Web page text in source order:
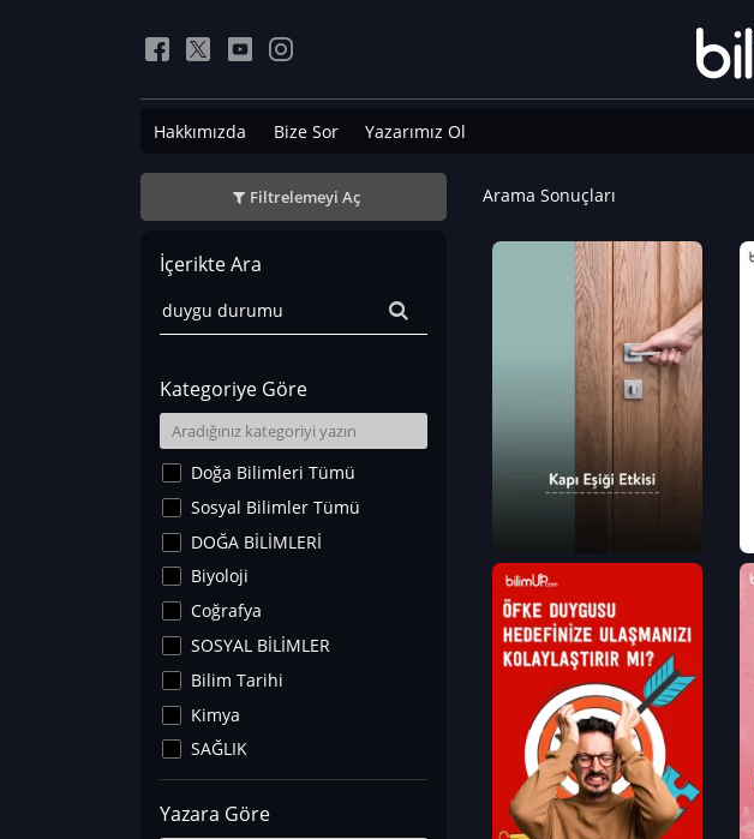
Hakkımızda Bize Sor Yazarımız Ol
Filtrelemeyi Aç
İçerikte Ara
Kategoriye Göre
Doğa Bilimleri Tümü
Sosyal Bilimler Tümü
DOĞA BİLİMLERİ
Biyoloji
Coğrafya
SOSYAL BİLİMLER
Bilim Tarihi
Kimya
SAĞLIK
Sanat Tarihi
Fizik
Yazara Göre
Arama Sonuçları